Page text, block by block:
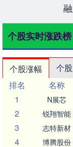
个股实时涨跌榜
个股涨幅 个
排名
名称
1
N展芯
2 锐翔智能
3 志特新材
4 博腾股份